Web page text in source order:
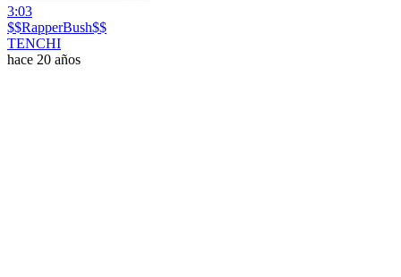
3:03
$$RapperBush$$
TENCHI
hace 20 años